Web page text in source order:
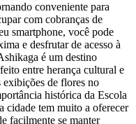
conveniente para
com cobranças de
smartphone, você pode
e desfrutar de acesso à
é um destino
entre herança cultural e
exibições de flores no
histórica da Escola
cidade tem muito a oferecer
facilmente se manter